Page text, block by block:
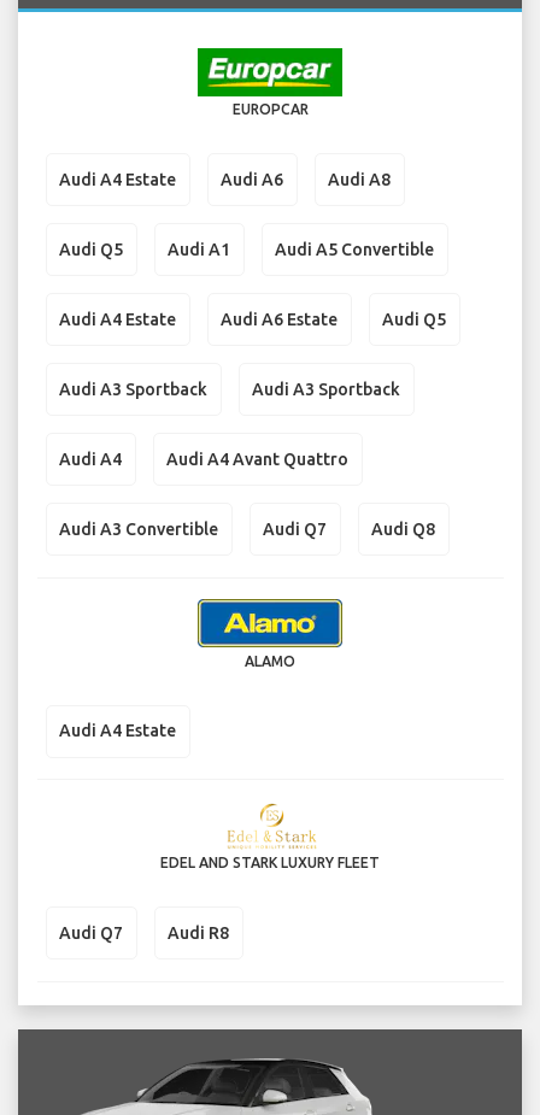
EUROPCAR
Audi A4 Estate Audi A6 Audi A8
Audi Q5 Audi A1 Audi A5 Convertible
Audi A4 Estate Audi A6 Estate Audi Q5
Audi A3 Sportback Audi A3 Sportback
Audi A4 Audi A4 Avant Quattro
Audi A3 Convertible Audi Q7 Audi Q8
ALAMO
Audi A4 Estate
EDEL AND STARK LUXURY FLEET
Audi Q7 Audi R8